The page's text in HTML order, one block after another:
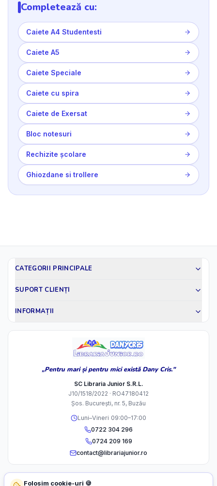
Completează cu:
Caiete A4 Studentesti
Caiete A5
Caiete Speciale
Caiete cu spira
Caiete de Exersat
Bloc notesuri
Rechizite școlare
Ghiozdane si trollere
CATEGORII PRINCIPALE
SUPORT CLIENȚI
INFORMAȚII
„Pentru mari și pentru mici există Dany Cris."
SC Libraria Junior S.R.L.
J10/1518/2022 · RO47180412
Șos. București, nr. 5, Buzău
Luni–Vineri 09:00–17:00
0722 304 296
0724 209 169
contact@librariajunior.ro
Folosim cookie-uri 🍪